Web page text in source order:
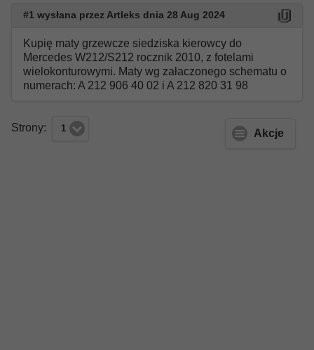
#1 wysłana przez Artleks dnia 28 Aug 2024
Kupię maty grzewcze siedziska kierowcy do
Mercedes W212/S212 rocznik 2010, z fotelami
wielokonturowymi. Maty wg załaczonego schematu o
numerach: A 212 906 40 02 i A 212 820 31 98
Strony: 1 Akcje